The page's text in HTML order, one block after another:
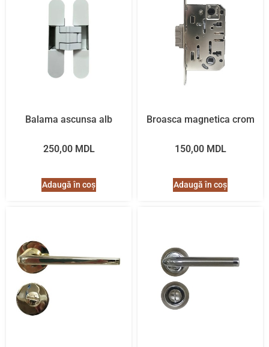
Balama ascunsa alb
250,00 MDL
Adaugă în coș
Broasca magnetica crom
150,00 MDL
Adaugă în coș